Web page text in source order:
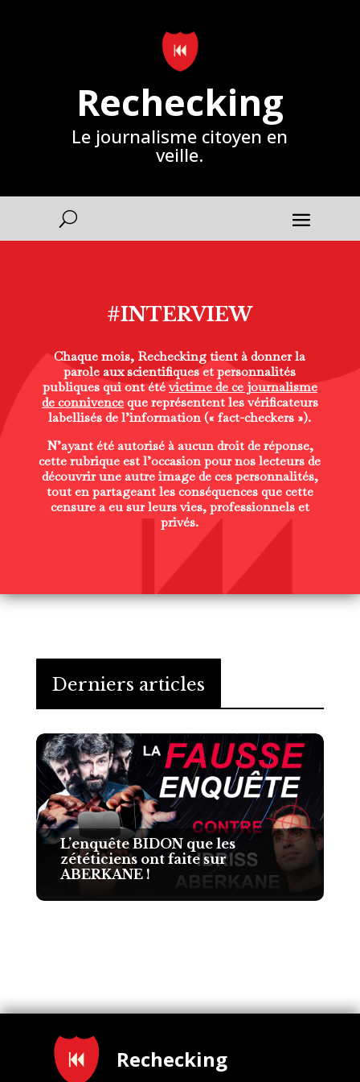
Rechecking
Le journalisme citoyen en
veille.
#INTERVIEW
Chaque mois, Recheckingtient àdonner la
paroleaux scientifiques et personnalités
publiques qui ont étévictime de ce journalisme
de connivenceque représentent les vérificateurs
labellisés de l’information (« fact-checkers »).
N’ayant été autorisé à aucun droit de réponse,
cette rubrique est l’occasion pour nos lecteurs de
découvrir une autre image de ces personnalités,
tout en partageant les conséquences que cette
censure a eu sur leurs vies, professionnels et
privés.
L’enquête BIDON que les
zététiciens ont faite sur
ABERKANE !
Rechecking